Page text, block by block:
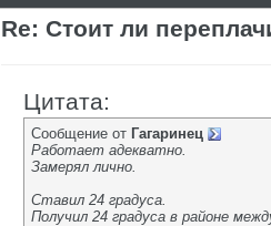
Re: Стоит ли
Цитата:
Сообщение от Гагаринец
Работает адекватно.
Замерял лично.
Ставил 24 градуса.
Получил 24 градуса в районе